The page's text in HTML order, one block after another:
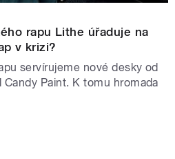
rapu Lithe úřaduje na
v krizi?
servírujeme nové desky od
Paint. K tomu hromada